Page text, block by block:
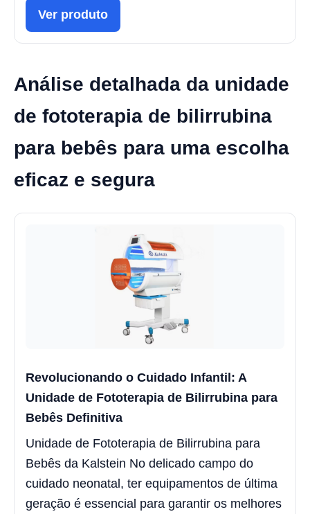
Ver produto
Análise detalhada da unidade
de fototerapia de bilirrubina
para bebês para uma escolha
eficaz e segura
Revolucionando o Cuidado Infantil: A
Unidade de Fototerapia de Bilirrubina para
Bebês Definitiva
Unidade de Fototerapia de Bilirrubina para
Bebês da Kalstein No delicado campo do
cuidado neonatal, ter equipamentos de última
geração é essencial para garantir os melhores